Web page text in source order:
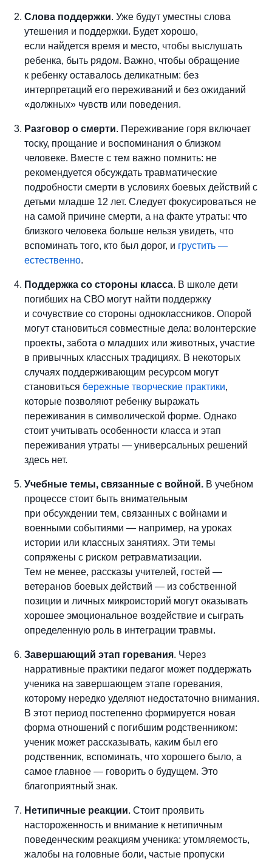
Слова поддержки. Уже будут уместны слова
утешения и поддержки. Будет хорошо,
если найдется время и место, чтобы выслушать
ребенка, быть рядом. Важно, чтобы обращение
к ребенку оставалось деликатным: без
интерпретаций его переживаний и без ожиданий
«должных» чувств или поведения.
Разговор о смерти. Переживание горя включает
тоску, прощание и воспоминания о близком
человеке. Вместе с тем важно помнить: не
рекомендуется обсуждать травматические
подробности смерти в условиях боевых действий с
детьми младше 12 лет. Следует фокусироваться не
на самой причине смерти, а на факте утраты: что
близкого человека больше нельзя увидеть, что
вспоминать того, кто был дорог, и грустить —
естественно.
Поддержка со стороны класса. В школе дети
погибших на СВО могут найти поддержку
и сочувствие со стороны одноклассников. Опорой
могут становиться совместные дела: волонтерские
проекты, забота о младших или животных, участие
в привычных классных традициях. В некоторых
случаях поддерживающим ресурсом могут
становиться бережные творческие практики,
которые позволяют ребенку выражать
переживания в символической форме. Однако
стоит учитывать особенности класса и этап
переживания утраты — универсальных решений
здесь нет.
Учебные темы, связанные с войной. В учебном
процессе стоит быть внимательным
при обсуждении тем, связанных с войнами и
военными событиями — например, на уроках
истории или классных занятиях. Эти темы
сопряжены с риском ретравматизации.
Тем не менее, рассказы учителей, гостей —
ветеранов боевых действий — из собственной
позиции и личных микроисторий могут оказывать
хорошее эмоциональное воздействие и сыграть
определенную роль в интеграции травмы.
Завершающий этап горевания. Через
нарративные практики педагог может поддержать
ученика на завершающем этапе горевания,
которому нередко уделяют недостаточно внимания.
В этот период постепенно формируется новая
форма отношений с погибшим родственником:
ученик может рассказывать, каким был его
родственник, вспоминать, что хорошего было, а
самое главное — говорить о будущем. Это
благоприятный знак.
Нетипичные реакции. Стоит проявить
настороженность и внимание к нетипичным
поведенческим реакциям ученика: утомляемость,
жалобы на головные боли, частые пропуски